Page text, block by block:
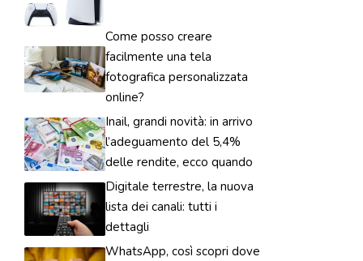
Come posso creare
facilmente una tela
fotografica personalizzata
online?
Inail, grandi novità: in arrivo
l’adeguamento del 5,4%
delle rendite, ecco quando
Digitale terrestre, la nuova
lista dei canali: tutti i
dettagli
WhatsApp, così scopri dove